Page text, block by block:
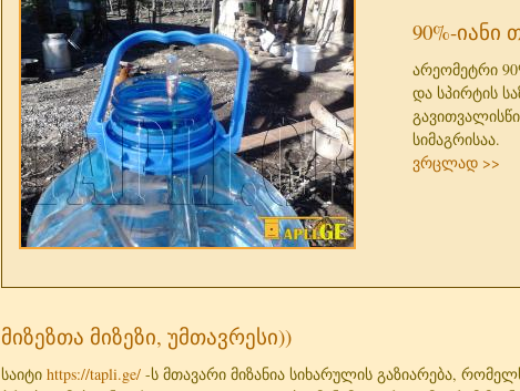
90%-
არეომეტრი
და სპირტის
სიმაგრისაა.
ვრცლად >>
მიზეზთა მიზეზი, უმთავრესი))
საიტი https://tapli.ge/ -ს მთავარი მიზანია სიხარულის გაზიარება,